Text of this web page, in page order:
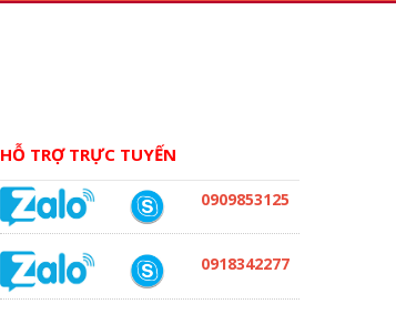
HỖ TRỢ TRỰC TUYẾN
0909853125
0918342277